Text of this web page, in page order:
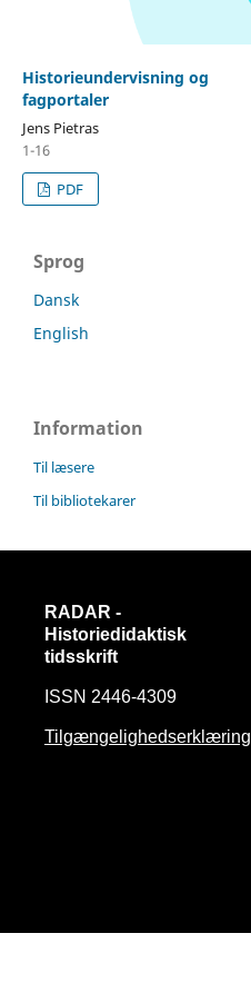
Historieundervisning og
fagportaler
Jens Pietras
1-16
PDF
Sprog
Dansk
English
Information
Til læsere
Til bibliotekarer
RADAR -
Historiedidaktisk
tidsskrift
ISSN 2446-4309
Tilgængelighedserklæring